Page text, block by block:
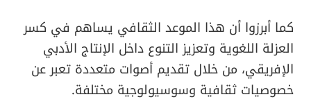
كما أبرزوا أن هذا الموعد الثقافي يساهم في كسر
العزلة اللغوية وتعزيز التنوع داخل الإنتاج الأدبي
الإفريقي، من خلال تقديم أصوات متعددة تعبر عن
خصوصيات ثقافية وسوسيولوجية مختلفة.